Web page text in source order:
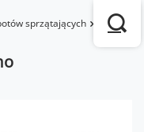
sprzątających Romo S